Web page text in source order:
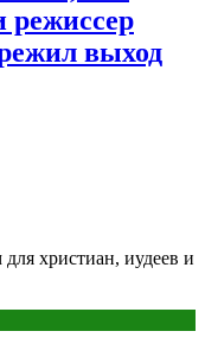
режиссер
выход
христиан, иудеев и